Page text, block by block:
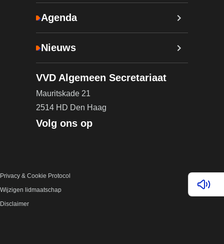
Lees
Agenda
Nieuws
VVD Algemeen Secretariaat
Mauritskade 21
2514 HD Den Haag
Volg ons op
Privacy & Cookie Protocol
Wijzigen lidmaatschap
Disclaimer